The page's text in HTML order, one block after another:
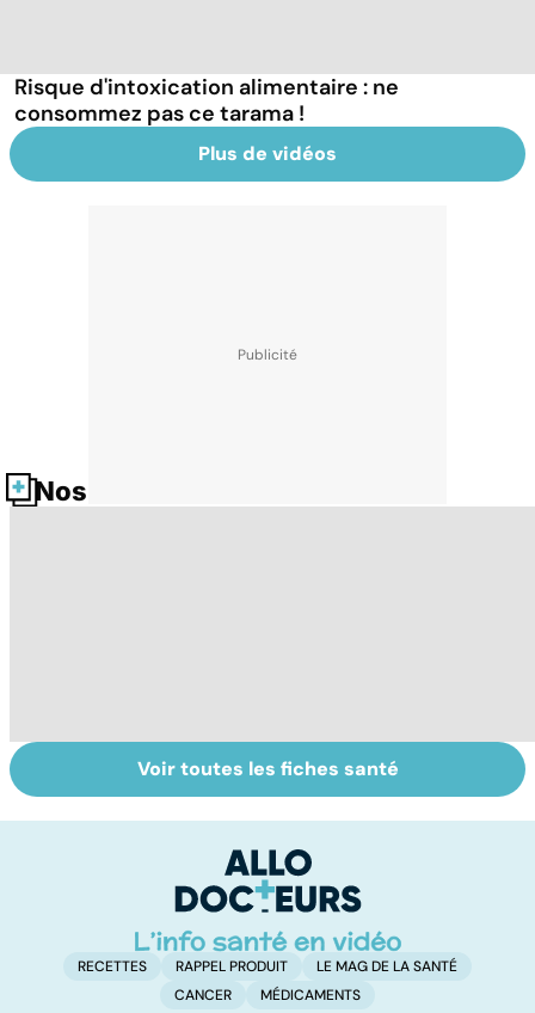
Risque d'intoxication alimentaire : ne
consommez pas ce tarama !
Plus de vidéos
Nos fiches santé
Intoxications
alimentaires :
Votre santé en
vacances
Voir toutes les fiches santé
RECETTES RAPPEL PRODUIT
LE MAG DE LA SANTÉ
CANCER
MÉDICAMENTS